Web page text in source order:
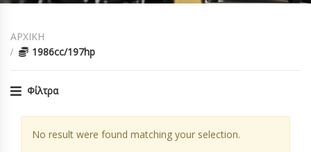
ΑΡΧΙΚΗ
1986cc/197hp
Φίλτρα
No result were found matching your selection.